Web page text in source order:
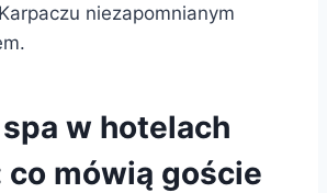
niezapomnianym
w hotelach
co mówią goście